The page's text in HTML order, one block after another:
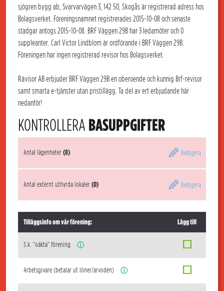
sjögren bygg ab, Svarvarvägen 3, 142 50, Skogås är registrerad adress hos
Bolagsverket. Föreningsnamnet registrerades 2015-10-08 och senaste
stadgar antogs 2015-10-08. BRF Väggen 29B har 3 ledamöter och 0
suppleanter. Carl Victor Lindblom är ordförande i BRF Väggen 29B.
Föreningen har ingen registrerad revisor hos Bolagsverket.
Rävisor AB erbjuder BRF Väggen 29B en oberoende och kunnig Brf-revisor
samt smarta e-tjänster utan pristillägg. Ta del av ert erbjudande här
nedanför!
KONTROLLERA BASUPPGIFTER
Antal lägenheter(8) Redigera
Antal externt uthyrda lokaler(0) Redigera
Tilläggsinfo om vår förening: Lägg till
S.k. "oäkta" förening ⓘ
Arbetsgivare (betalar ut löner/arvoden) ⓘ